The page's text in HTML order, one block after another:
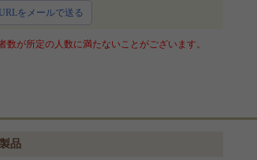
をメールで送る
が所定の人数に満たないことがございます。
品